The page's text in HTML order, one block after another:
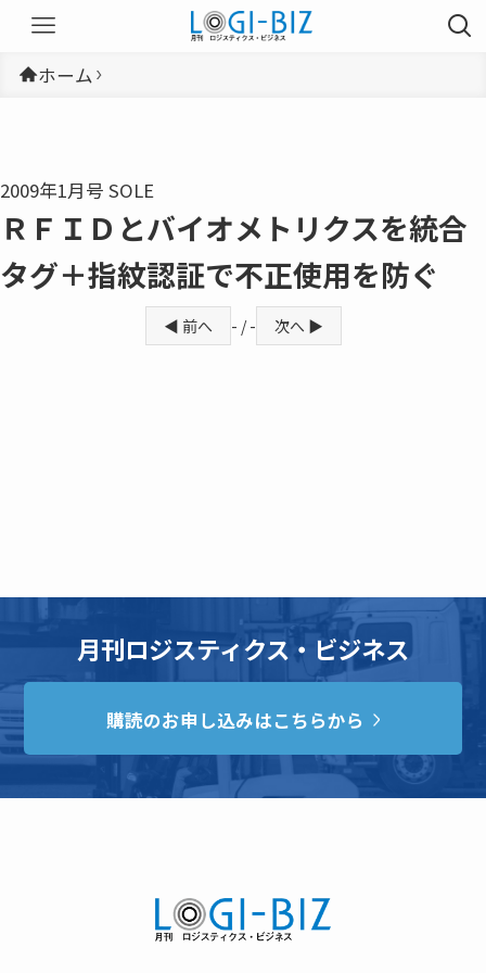
ホーム
2009年1月号 SOLE
ＲＦＩＤとバイオメトリクスを統合
タグ＋指紋認証で不正使用を防ぐ
◀ 前へ - / - 次へ ▶
月刊ロジスティクス・ビジネス
購読のお申し込みはこちらから